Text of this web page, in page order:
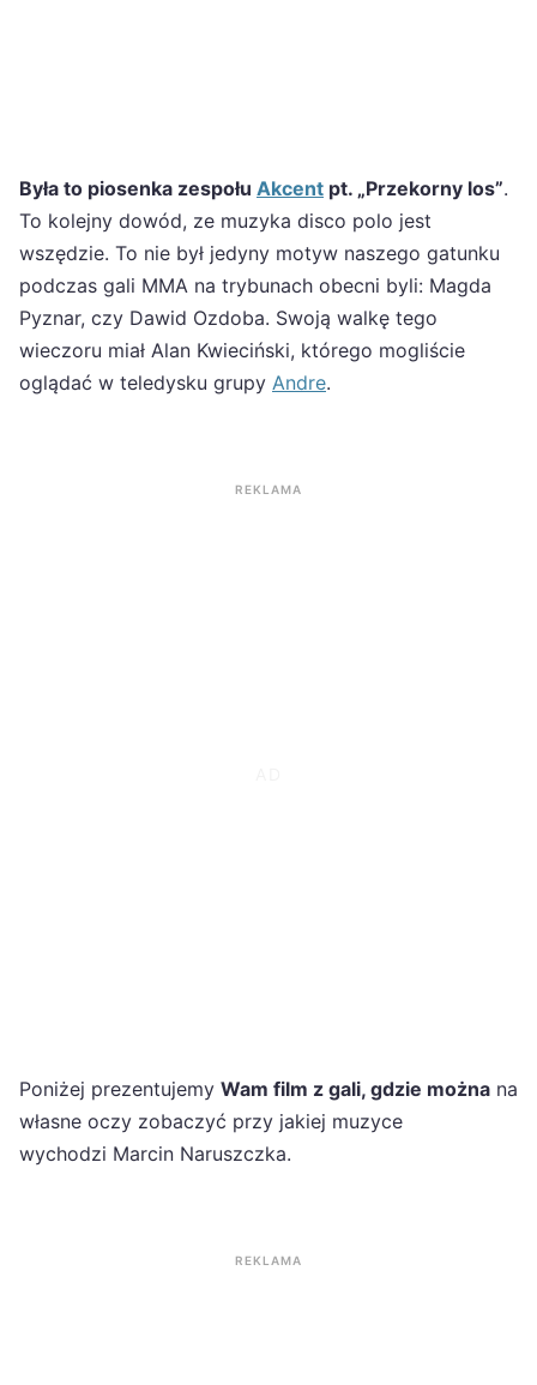
Była to piosenka zespołu Akcent pt. „Przekorny los”.
To kolejny dowód, ze muzyka disco polo jest
wszędzie. To nie był jedyny motyw naszego gatunku
podczas gali MMA na trybunach obecni byli: Magda
Pyznar, czy Dawid Ozdoba. Swoją walkę tego
wieczoru miał Alan Kwieciński, którego mogliście
oglądać w teledysku grupy Andre.
REKLAMA
Poniżej prezentujemy Wam film z gali, gdzie można na
własne oczy zobaczyć przy jakiej muzyce
wychodzi Marcin Naruszczka.
REKLAMA